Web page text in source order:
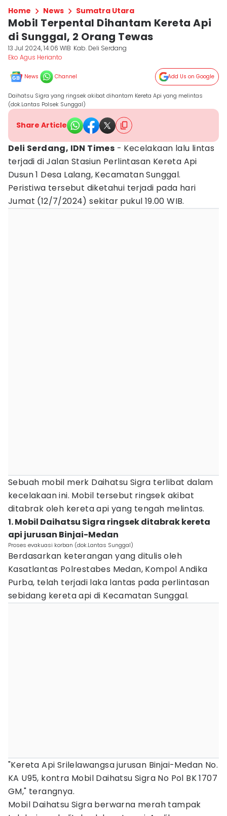
Home News Sumatra Utara
Mobil Terpental Dihantam Kereta Api
di Sunggal, 2 Orang Tewas
13 Jul 2024, 14:06 WIB Kab. Deli Serdang
Eko Agus Herianto
News Channel Add Us on Google
Daihatsu Sigra yang ringsek akibat dihantam Kereta Api yang melintas
(dok.Lantas Polsek Sunggal)
Share Article
Deli Serdang, IDN Times - Kecelakaan lalu lintas
terjadi di Jalan Stasiun Perlintasan Kereta Api
Dusun 1 Desa Lalang, Kecamatan Sunggal.
Peristiwa tersebut diketahui terjadi pada hari
Jumat (12/7/2024) sekitar pukul 19.00 WIB.
Sebuah mobil merk Daihatsu Sigra terlibat dalam
kecelakaan ini. Mobil tersebut ringsek akibat
ditabrak oleh kereta api yang tengah melintas.
1. Mobil Daihatsu Sigra ringsek ditabrak kereta
api jurusan Binjai-Medan
Proses evakuasi korban (dok.Lantas Sunggal)
Berdasarkan keterangan yang ditulis oleh
Kasatlantas Polrestabes Medan, Kompol Andika
Purba, telah terjadi laka lantas pada perlintasan
sebidang kereta api di Kecamatan Sunggal.
"Kereta Api Srilelawangsa jurusan Binjai-Medan No.
KA U95, kontra Mobil Daihatsu Sigra No Pol BK 1707
GM," terangnya.
Mobil Daihatsu Sigra berwarna merah tampak